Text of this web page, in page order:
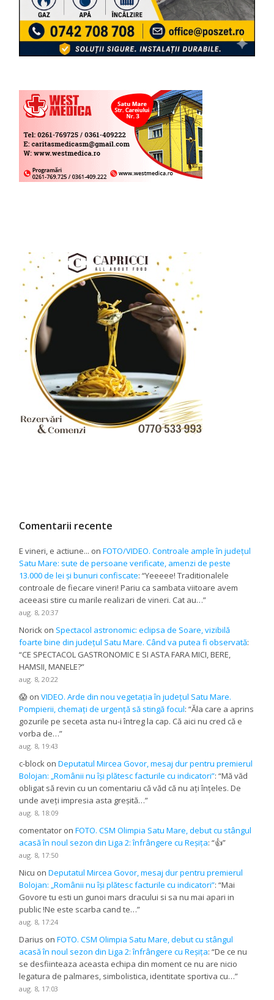
Comentarii recente
E vineri, e actiune... onFOTO/VIDEO. Controale ample în județul
Satu Mare: sute de persoane verificate, amenzi de peste
13.000 de lei și bunuri confiscate: “Yeeeee! Traditionalele
controale de fiecare vineri! Pariu ca sambata viitoare avem
aceeasi stire cu marile realizari de vineri. Cat au…”
aug. 8, 20:37
Norick on Spectacol astronomic: eclipsa de Soare, vizibilă
foarte bine din județul Satu Mare. Când va putea fi observată:
“CE SPECTACOL GASTRONOMIC E SI ASTA FARA MICI, BERE,
HAMSII, MANELE?”
aug. 8, 20:22
😱 onVIDEO. Arde din nou vegetația în județul Satu Mare.
Pompierii, chemați de urgență să stingă focul: “Ăla care a aprins
gozurile pe seceta asta nu-i întreg la cap. Că aici nu cred că e
vorba de…”
aug. 8, 19:43
c-block onDeputatul Mircea Govor, mesaj dur pentru premierul
Bolojan: „Românii nu își plătesc facturile cu indicatori”: “Mă văd
obligat să revin cu un comentariu că văd că nu ați înțeles. De
unde aveți impresia asta greșită…”
aug. 8, 18:09
comentator onFOTO. CSM Olimpia Satu Mare, debut cu stângul
acasă în noul sezon din Liga 2: înfrângere cu Reșița: “👍”
aug. 8, 17:50
Nicu onDeputatul Mircea Govor, mesaj dur pentru premierul
Bolojan: „Românii nu își plătesc facturile cu indicatori”: “Mai
Govore tu esti un gunoi mars dracului si sa nu mai apari in
public !Ne este scarba cand te…”
aug. 8, 17:24
Darius onFOTO. CSM Olimpia Satu Mare, debut cu stângul
acasă în noul sezon din Liga 2: înfrângere cu Reșița: “De ce nu
se desfiinteaza aceasta echipa din moment ce nu are nicio
legatura de palmares, simbolistica, identitate sportiva cu…”
aug. 8, 17:03